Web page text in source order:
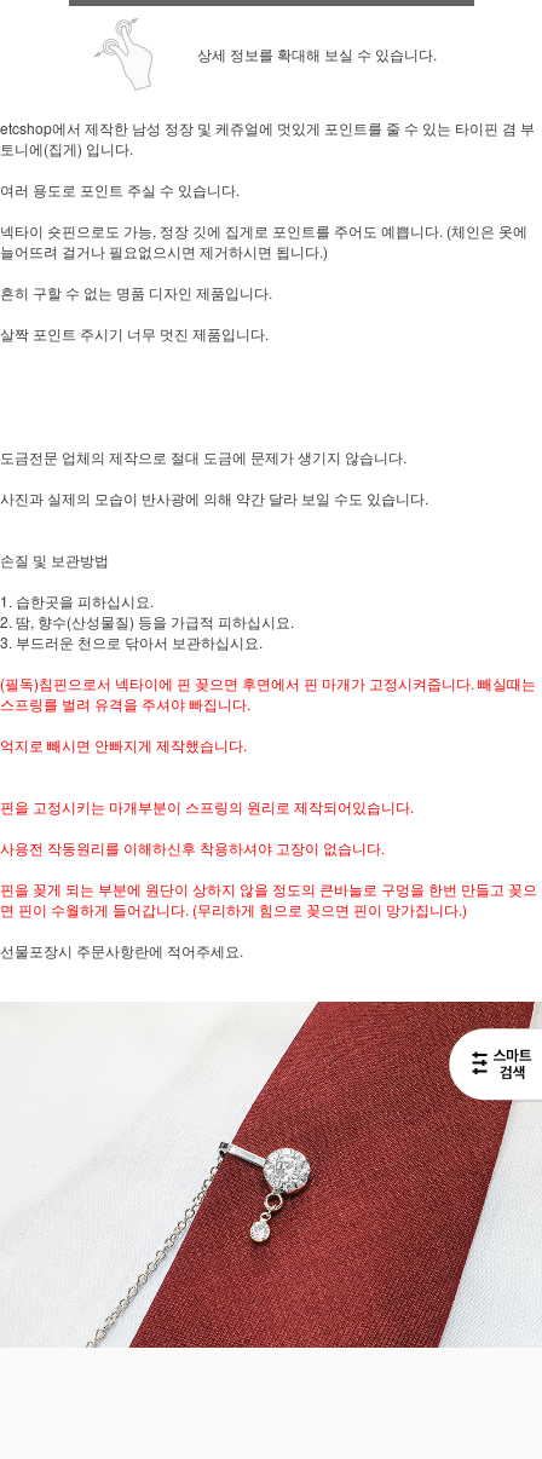
상세 정보를 확대해 보실 수 있습니다.
etcshop에서 제작한 남성 정장 및 케쥬얼에 멋있게 포인트를 줄 수 있는 타이핀 겸 부
토니에(집게) 입니다.
여러 용도로 포인트 주실 수 있습니다.
넥타이 숏핀으로도 가능, 정장 깃에 집게로 포인트를 주어도 예쁩니다. (체인은 옷에
늘어뜨려 걸거나 필요없으시면 제거하시면 됩니다.)
흔히 구할 수 없는 명품 디자인 제품입니다.
살짝 포인트 주시기 너무 멋진 제품입니다.
도금전문 업체의 제작으로 절대 도금에 문제가 생기지 않습니다.
사진과 실제의 모습이 반사광에 의해 약간 달라 보일 수도 있습니다.
손질 및 보관방법
1. 습한곳을 피하십시요.
2. 땀, 향수(산성물질) 등을 가급적 피하십시요.
3. 부드러운 천으로 닦아서 보관하십시요.
(필독)침핀으로서 넥타이에 핀 꽂으면 후면에서 핀 마개가 고정시켜줍니다. 빼실때는
스프링를 벌려 유격을 주셔야 빠집니다.
억지로 빼시면 안빠지게 제작했습니다.
핀을 고정시키는 마개부분이 스프링의 원리로 제작되어있습니다.
사용전 작동원리를 이해하신후 착용하셔야 고장이 없습니다.
핀을 꽂게 되는 부분에 원단이 상하지 않을 정도의 큰바늘로 구멍을 한번 만들고 꽂으
면 핀이 수월하게 들어갑니다. (무리하게 힘으로 꽂으면 핀이 망가집니다.)
선물포장시 주문사항란에 적어주세요.